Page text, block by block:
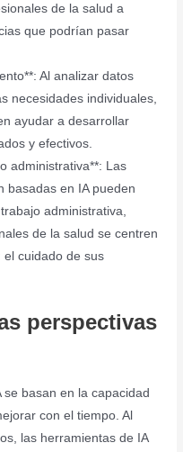
de la salud a
que podrían pasar
Al analizar datos
necesidades individuales,
ayudar a desarrollar
y efectivos.
administrativa**: Las
basadas en IA pueden
administrativa,
de la salud se centren
cuidado de sus
perspectivas
basan en la capacidad
con el tiempo. Al
las herramientas de IA